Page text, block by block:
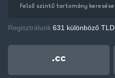
Regisztrálunk 631 különböző
.cc